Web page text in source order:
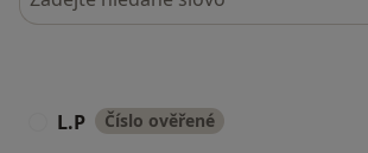
L.P Číslo ověřené